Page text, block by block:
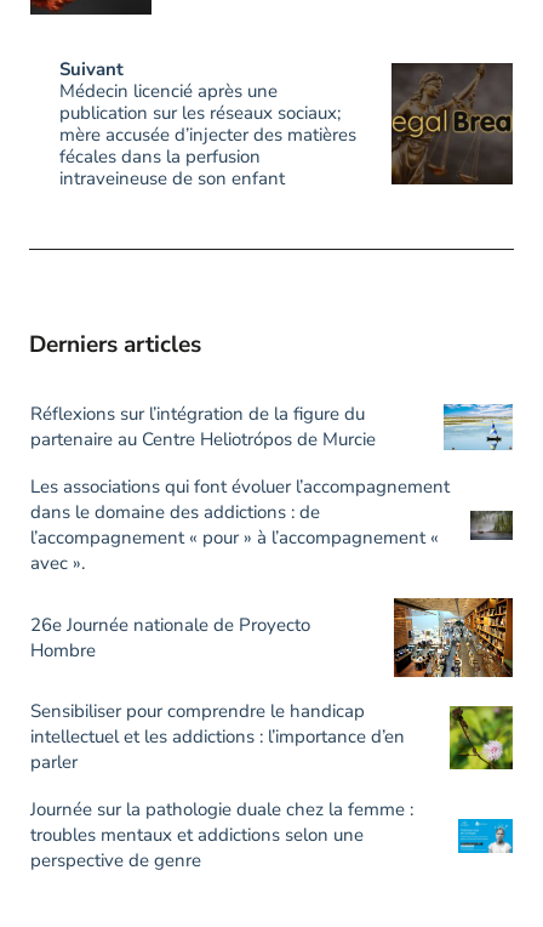
Suivant
Médecin licencié après une
publication sur les réseaux sociaux;
mère accusée d’injecter des matières
fécales dans la perfusion
intraveineuse de son enfant
Derniers articles
Réflexions sur l’intégration de la figure du
partenaire au Centre Heliotrópos de Murcie
Les associations qui font évoluer l’accompagnement
dans le domaine des addictions : de
l’accompagnement « pour » à l’accompagnement «
avec ».
26e Journée nationale de Proyecto
Hombre
Sensibiliser pour comprendre le handicap
intellectuel et les addictions : l’importance d’en
parler
Journée sur la pathologie duale chez la femme :
troubles mentaux et addictions selon une
perspective de genre